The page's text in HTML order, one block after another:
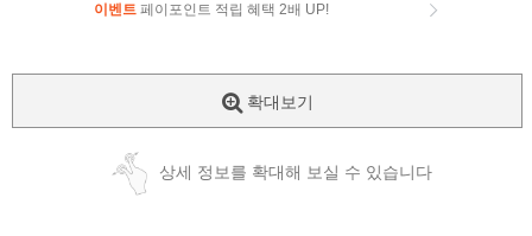
이벤트 페이포인트 적립 혜택 2배 UP!
확대보기
상세 정보를 확대해 보실 수 있습니다